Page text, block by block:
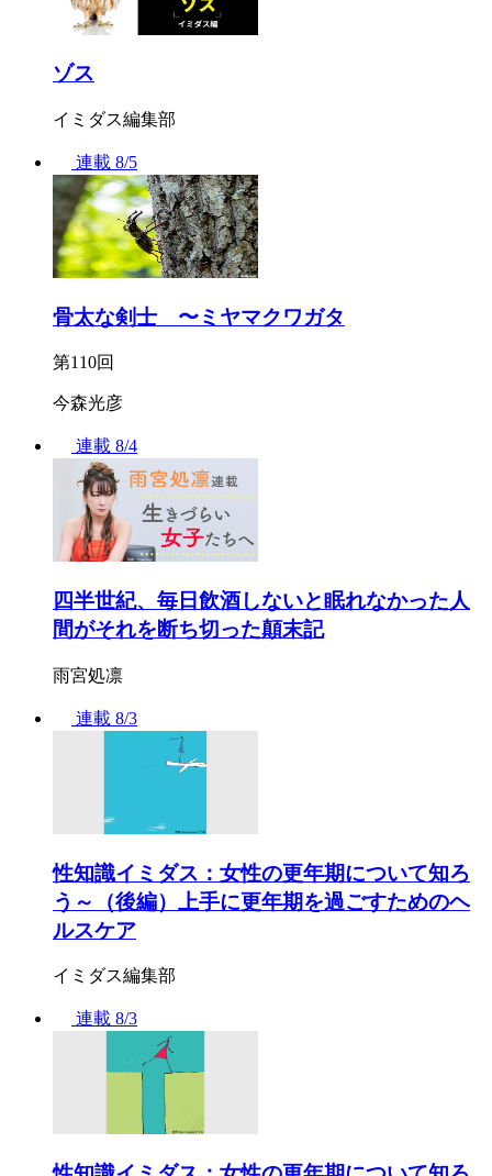
ゾス
イミダス編集部
連載 8/5
骨太な剣士 〜ミヤマクワガタ
第110回
今森光彦
連載 8/4
四半世紀、毎日飲酒しないと眠れなかった人
間がそれを断ち切った顛末記
雨宮処凛
連載 8/3
性知識イミダス：女性の更年期について知ろ
う～（後編）上手に更年期を過ごすためのヘ
ルスケア
イミダス編集部
連載 8/3